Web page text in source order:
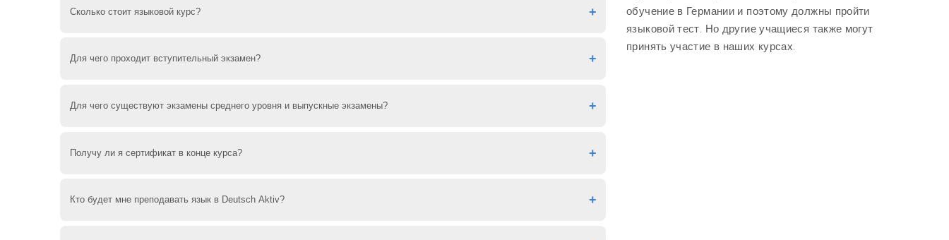
Сколько стоит языковой курс?
экзаменов, которые работают на Deutsch Aktiv.
Для чего проходит вступительный экзамен?
того, чтобы занятия были слаженными и продуктивными , и все ученики владели языком на одном
Для чего существуют экзамены среднего уровня и выпускные экзамены?
языковые навыки или для каких областей необходимы дополнительные объяснения или упражнения.
убеждаемся, что вы также готовы к следующему курсу.
Получу ли я сертификат в конце курса?
Кто будет мне преподавать язык в Deutsch Aktiv?
обучение в Германии и поэтому должны пройти
языковой тест. Но другие учащиеся также могут
принять участие в наших курсах.